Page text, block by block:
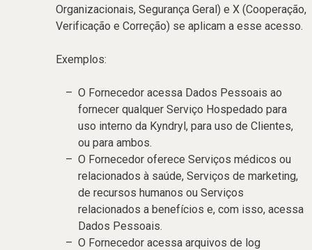
Organizacionais, Segurança Geral) e X (Cooperação,
Verificação e Correção) se aplicam a esse acesso.
Exemplos:
O Fornecedor acessa Dados Pessoais ao
fornecer qualquer Serviço Hospedado para
uso interno da Kyndryl, para uso de Clientes,
ou para ambos.
O Fornecedor oferece Serviços médicos ou
relacionados à saúde, Serviços de marketing,
de recursos humanos ou Serviços
relacionados a benefícios e, com isso, acessa
Dados Pessoais.
O Fornecedor acessa arquivos de log